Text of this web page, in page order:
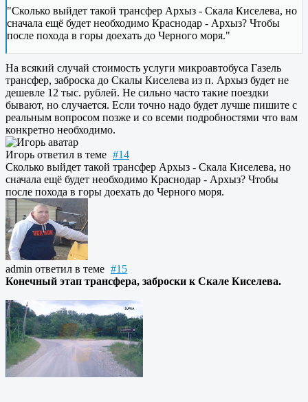
"Сколько выйдет такой трансфер Архыз - Скала Киселева, но
сначала ещё будет необходимо Краснодар - Архыз? Чтобы
после похода в горы доехать до Черного моря."
На всякий случай стоимость услуги микроавтобуса Газель
трансфер, заброска до Скалы Киселева из п. Архыз будет не
дешевле 12 тыс. рублей. Не сильно часто такие поездки
бывают, но случается. Если точно надо будет лучше пишите с
реальным вопросом позже и со всеми подробностями что вам
конкретно необходимо.
Игорь ответил в теме #14
Сколько выйдет такой трансфер Архыз - Скала Киселева, но
сначала ещё будет необходимо Краснодар - Архыз? Чтобы
после похода в горы доехать до Черного моря.
admin ответил в теме #15
Конечный этап трансфера, заброски к Скале Киселева.